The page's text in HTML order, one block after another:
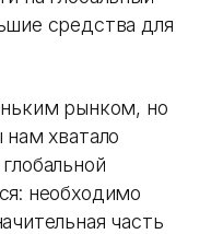
средства для
рынком, но
хватало
необходимо
часть